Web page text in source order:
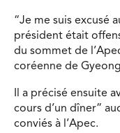
“Je me suis excusé
président était
du sommet de
coréenne de
Il a précisé ensuite
cours d’un dîner”
conviés à l’Apec.